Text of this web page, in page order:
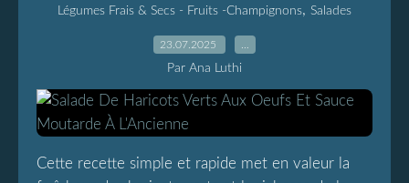
Légumes Frais & Secs - Fruits -Champignons, Salades
23.07.2025
Par Ana Luthi
Cette recette simple et rapide met en valeur la